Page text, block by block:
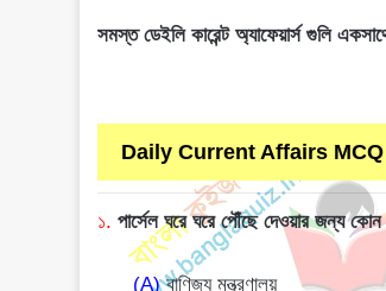
সমস্ত ডেইলি কারেন্ট অ্যাফেয়ার্স গুলি
Daily Current Affairs
১. পার্সেল ঘরে ঘরে পৌঁছে দেওয়ার জন্য কোন
(A)বাণিজ্য মন্ত্রণালয়